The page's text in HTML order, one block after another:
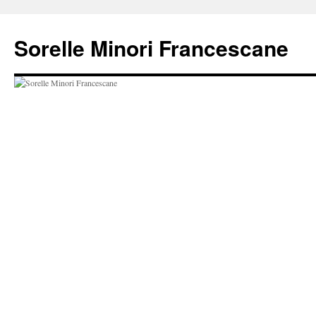
contenuto
Sorelle Minori Francescane